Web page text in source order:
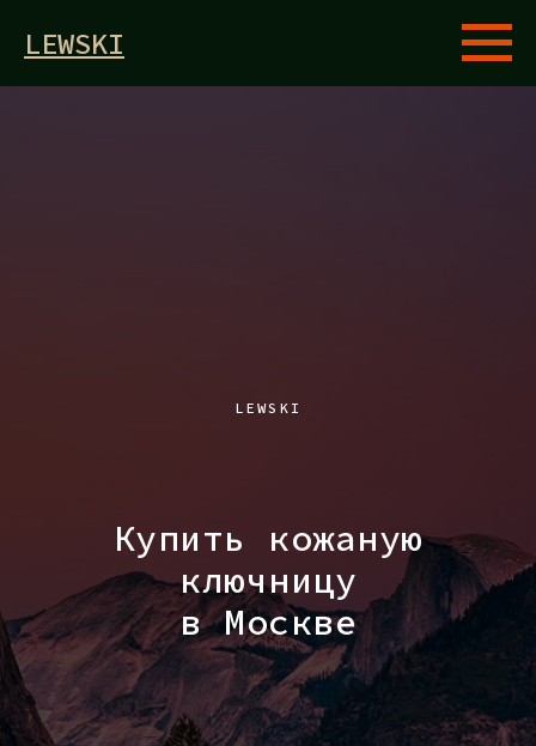
LEWSKI
LEWSKI
Купить кожаную
ключницу
в Москве